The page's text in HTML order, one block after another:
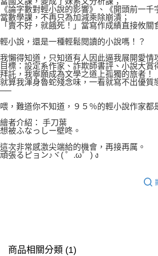
《論字數對輕小說的影響》、《開頭前一千
當數學課，不再只為加減乘除崩潰；
「賣不好，就餓死！」當寫作成績直接攸
輕小說，還是一種輕鬆閱讀的小說嗎！？
我懶得知道，只知道有人因此逼我展開愛情
目標：設定系作家、詐欺師書評、小說大
拜託，我寧願成為文學之道上孤獨的旅者！
就算我渾身魯蛇殘念味，一看就寫不出優質
──
喂，難道你不知道，９５％的輕小說作家都
繪者介紹： 手刀葉
想被ふなっしー壁咚。
這次非常感激尖端給的機會，再接再厲。
頑張るピョン♪ヾ( ゜.ω゜) ง
商品相關分類 (1)